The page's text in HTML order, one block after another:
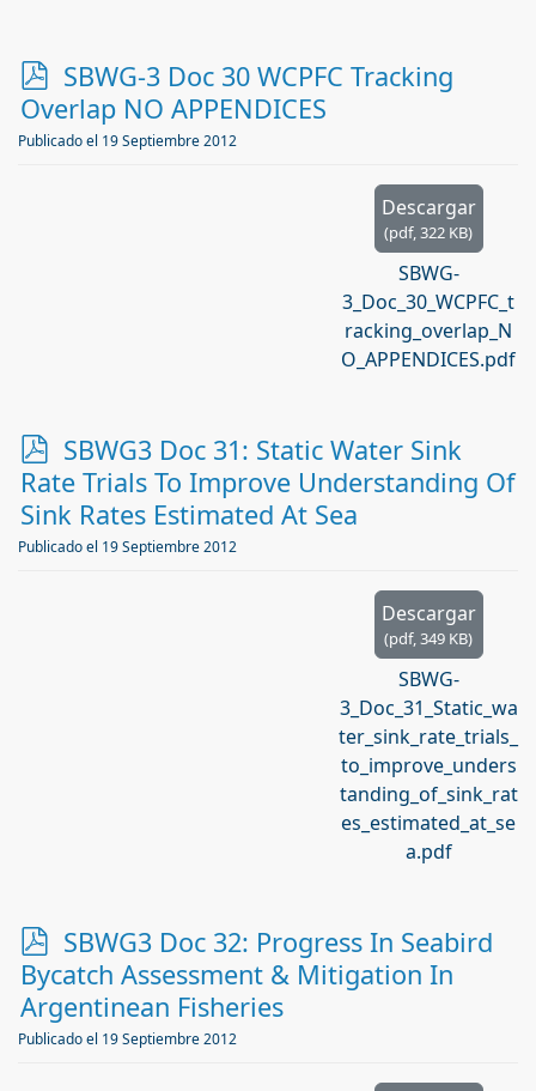
p
d
f
SBWG-3 Doc 30 WCPFC Tracking
Overlap NO APPENDICES
Publicado el 19 Septiembre 2012
Descargar
(pdf,322 KB)
SBWG-
3_Doc_30_WCPFC_t
racking_overlap_N
O_APPENDICES.pdf
p
d
f
SBWG3 Doc 31: Static Water Sink
Rate Trials To Improve Understanding Of
Sink Rates Estimated At Sea
Publicado el 19 Septiembre 2012
Descargar
(pdf,349 KB)
SBWG-
3_Doc_31_Static_wa
ter_sink_rate_trials_
to_improve_unders
tanding_of_sink_rat
es_estimated_at_se
a.pdf
p
d
f
SBWG3 Doc 32: Progress In Seabird
Bycatch Assessment & Mitigation In
Argentinean Fisheries
Publicado el 19 Septiembre 2012